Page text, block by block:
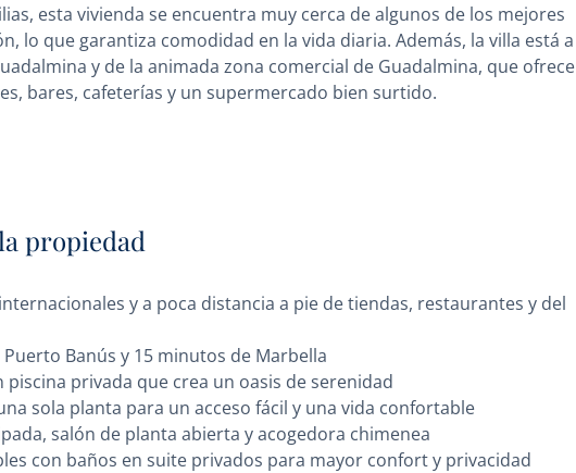
esta vivienda se encuentra muy cerca de algunos de los mejores
lo que garantiza comodidad en la vida diaria. Además, la villa está a
y de la animada zona comercial de Guadalmina, que ofrece
bares, cafeterías y un supermercado bien surtido.
propiedad
y a poca distancia a pie de tiendas, restaurantes y del
Banús y 15 minutos de Marbella
privada que crea un oasis de serenidad
sola planta para un acceso fácil y una vida confortable
salón de planta abierta y acogedora chimenea
con baños en suite privados para mayor confort y privacidad